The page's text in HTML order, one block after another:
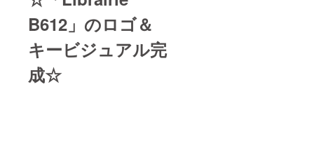
B612」のロゴ＆
キービジュアル完
成☆